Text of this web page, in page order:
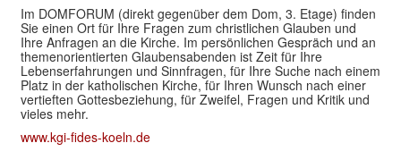
Im DOMFORUM (direkt gegenüber dem Dom, 3. Etage) finden
Sie einen Ort für Ihre Fragen zum christlichen Glauben und
Ihre Anfragen an die Kirche. Im persönlichen Gespräch und an
themenorientierten Glaubensabenden ist Zeit für Ihre
Lebenserfahrungen und Sinnfragen, für Ihre Suche nach einem
Platz in der katholischen Kirche, für Ihren Wunsch nach einer
vertieften Gottesbeziehung, für Zweifel, Fragen und Kritik und
vieles mehr.
www.kgi-fides-koeln.de